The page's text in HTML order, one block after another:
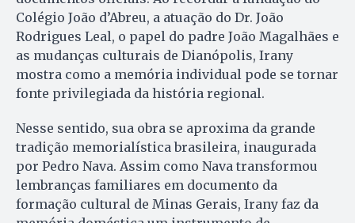
Colégio João d’Abreu, a atuação do Dr. João
Rodrigues Leal, o papel do padre João Magalhães e
as mudanças culturais de Dianópolis, Irany
mostra como a memória individual pode se tornar
fonte privilegiada da história regional.
Nesse sentido, sua obra se aproxima da grande
tradição memorialística brasileira, inaugurada
por Pedro Nava. Assim como Nava transformou
lembranças familiares em documento da
formação cultural de Minas Gerais, Irany faz da